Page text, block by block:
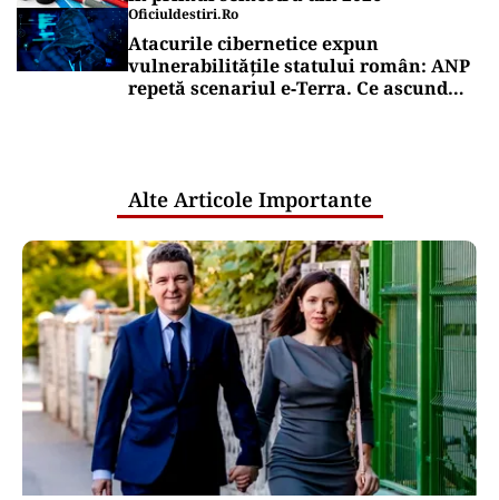
Oficiuldestiri.ro
Atacurile cibernetice expun
vulnerabilitățile statului român: ANP
repetă scenariul e‑Terra. Ce ascund
Alte Articole Importante